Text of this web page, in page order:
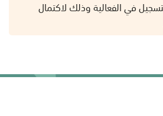
في الفعالية وذلك لاكتمال